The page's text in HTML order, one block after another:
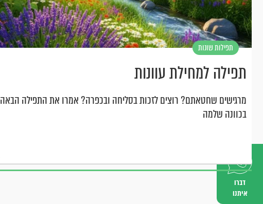
דברו
איתנו
תפילות שונות
תפילה למחילת עוונות
מרגישים שחטאתם? רוצים לזכות בסליחה ובכפרה? אמרו את התפילה הבאה
בכוונה שלמה